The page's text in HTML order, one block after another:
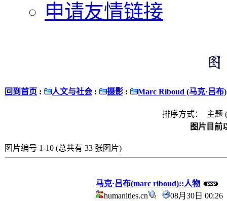
申请友情链接
回到首页 : 人文与社会 : 摄影 : Marc Riboud (马克·吕布)
排序方式： 主题 (
图片目前
图片编号 1-10 (总共有 33 张图片)
马克·吕布(marc riboud)::人物
humanities.cn
08月30日